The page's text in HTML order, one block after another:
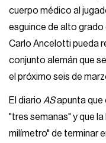
cuerpo médico al
esguince de alto grado
Carlo Ancelotti pueda
conjunto alemán que
el próximo seis de
El diario ASapunta que
"tres semanas" y que
milímetro" de terminar